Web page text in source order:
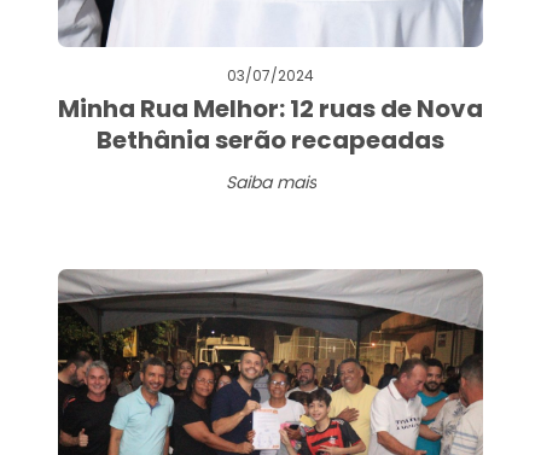
03/07/2024
Minha Rua Melhor: 12 ruas de Nova
Bethânia serão recapeadas
Saiba mais